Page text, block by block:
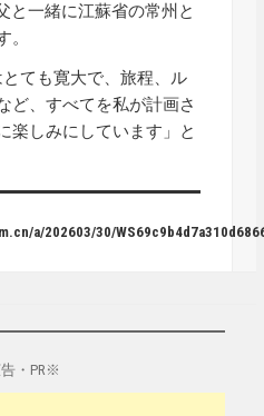
と一緒に江蘇省の常州と
。
とても寛大で、旅程、ル
ど、すべてを私が計画さ
楽しみにしています」と
a/202603/30/
・PR※